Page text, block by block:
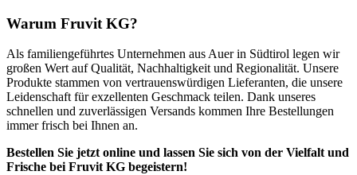
Warum Fruvit KG?
Als familiengeführtes Unternehmen aus Auer in Südtirol legen wir
großen Wert auf Qualität, Nachhaltigkeit und Regionalität. Unsere
Produkte stammen von vertrauenswürdigen Lieferanten, die unsere
Leidenschaft für exzellenten Geschmack teilen. Dank unseres
schnellen und zuverlässigen Versands kommen Ihre Bestellungen
immer frisch bei Ihnen an.
Bestellen Sie jetzt online und lassen Sie sich von der Vielfalt und
Frische bei Fruvit KG begeistern!